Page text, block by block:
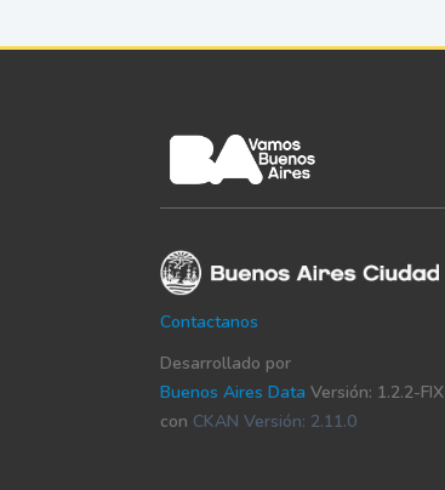
Contactanos
Desarrollado por
Buenos Aires Data Versión: 1.2.2-FIX
con CKAN Versión: 2.11.0